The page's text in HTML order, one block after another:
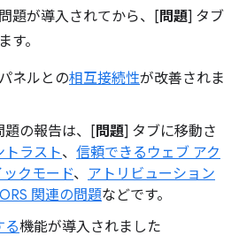
題が導入されてから、[ 問題] タブ
す。
ネルとの相互接続性が改善されま
題の報告は、[問題] タブに移動さ
トラスト、 信頼できるウェブ アク
ックモード、 アトリビューション
関連の問題などです。
る機能が導入されました